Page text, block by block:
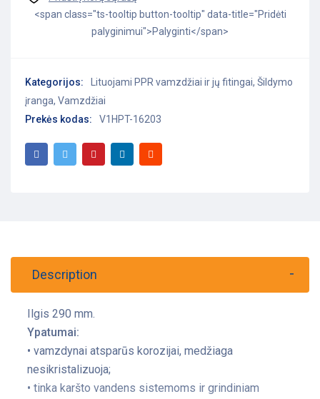
<span class="ts-tooltip button-tooltip" data-title="Pridėti
palyginimui">Palyginti</span>
Kategorijos: Lituojami PPR vamzdžiai ir jų fitingai, Šildymo
įranga, Vamzdžiai
Prekės kodas:
V1HPT-16203
Description
Ilgis 290 mm.
Ypatumai:
• vamzdynai atsparūs korozijai, medžiaga
nesikristalizuoja;
• tinka karšto vandens sistemoms ir grindiniam